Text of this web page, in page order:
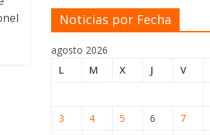
Noticias por Fecha
agosto 2026
L
M X J V
3
4 5 6 7